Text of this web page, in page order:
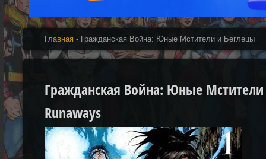
Главная - Гражданская Война: Юные Мстители и Беглецы
Гражданская Война: Юные
Runaways